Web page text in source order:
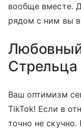
вообще вместе.
рядом с ним вы в
Любовный
Стрельца
Ваш оптимизм
TikTok! Если в
точно не